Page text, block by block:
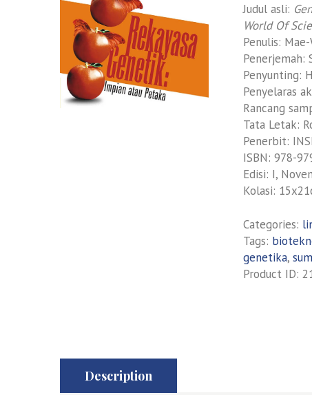
Judul asli:
World Of
Penulis:
Penerjemah:
Penyunting:
Penyelaras
Rancang
Tata Letak:
Penerbit:
ISBN: 978-
Edisi: I,
Kolasi:
Categories:
Tags:
genetika,
Product ID:
Description